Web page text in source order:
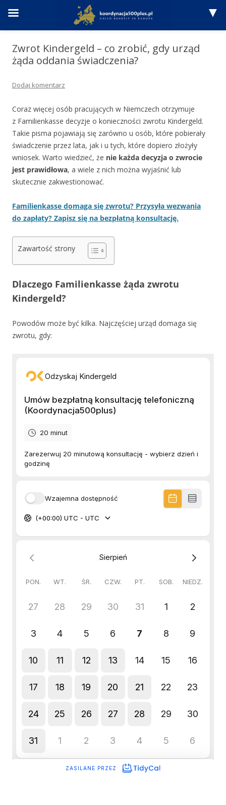
Przejdź
treści
Zwrot Kindergeld – co zrobić, gdy urząd
żąda oddania świadczenia?
Dodaj komentarz
Coraz więcej osób pracujących w Niemczech otrzymuje
z Familienkasse decyzje o konieczności zwrotu Kindergeld.
Takie pisma pojawiają się zarówno u osób, które pobierały
świadczenie przez lata, jak i u tych, które dopiero złożyły
wniosek. Warto wiedzieć, że nie każda decyzja o zwrocie
jest prawidłowa, a wiele z nich można wyjaśnić lub
skutecznie zakwestionować.
Familienkasse domaga się zwrotu? Przysyła wezwania
do zapłaty? Zapisz się na bezpłatną konsultację.
Zawartość strony
Dlaczego Familienkasse żąda zwrotu
Kindergeld?
Powodów może być kilka. Najczęściej urząd domaga się
zwrotu, gdy: